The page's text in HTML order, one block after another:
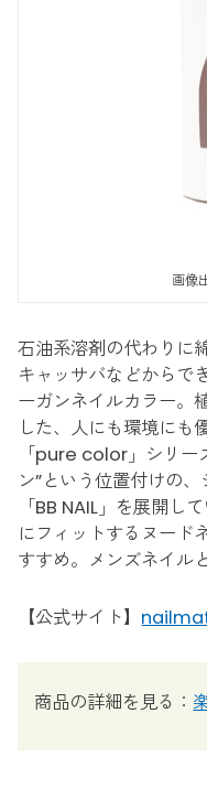
画像
石油系溶剤の代わりに
キャッサバなどからで
ーガンネイルカラー。
した、人にも環境に
「pure color」シリー
ン”という位置付けの
「BB NAIL」を展開し
にフィットするヌード
すすめ。メンズネイル
【公式サイト】
商品の詳細を見る：